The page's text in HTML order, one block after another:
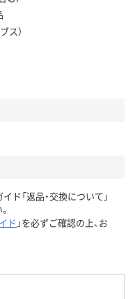
ス）
ド「返品・交換について」
ド 」を必ずご確認の上、お